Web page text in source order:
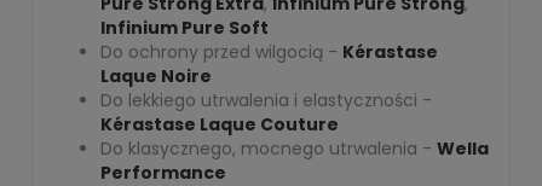
Infinium Pure Soft
Do ochrony przed wilgocią - Kérastase
Laque Noire
Do lekkiego utrwalenia i elastyczności -
Kérastase Laque Couture
Do klasycznego, mocnego utrwalenia - Wella
Performance